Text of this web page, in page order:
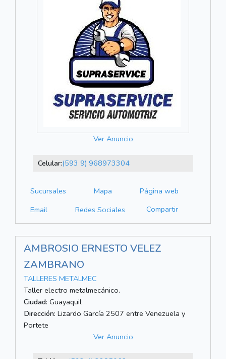
Ver Anuncio
Celular:(593 9) 968973304
Sucursales Mapa
Página web
Email
Redes Sociales Compartir
AMBROSIO ERNESTO VELEZ
ZAMBRANO
TALLERES METALMEC
Taller electro metalmecánico.
Ciudad: Guayaquil
Dirección: Lizardo García 2507 entre Venezuela y
Portete
Ver Anuncio